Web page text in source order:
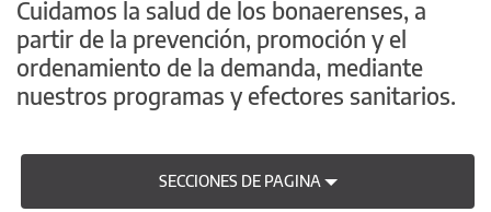
Cuidamos la salud de los bonaerenses, a
partir de la prevención, promoción y el
ordenamiento de la demanda, mediante
nuestros programas y efectores sanitarios.
SECCIONES DE PAGINA